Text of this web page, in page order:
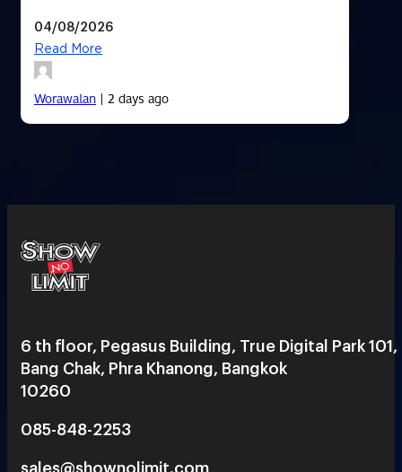
04/08/2026
Read More
Worawalan| 2 days ago
6 th floor, Pegasus Building, True Digital Park 101,
Bang Chak, Phra Khanong, Bangkok
10260
085-848-2253
sales@shownolimit.com